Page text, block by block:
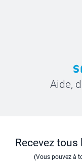
Aide,
Recevez
(Vous pouvez à